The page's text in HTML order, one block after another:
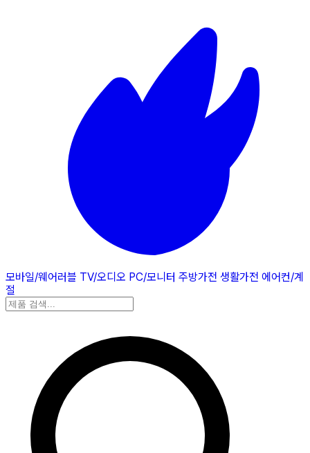
모바일/웨어러블 TV/오디오 PC/모니터 주방가전 생활가전 에어컨/계
절